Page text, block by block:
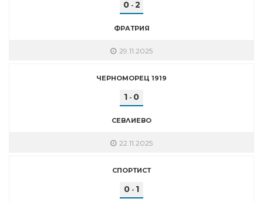
0- 2
ФРАТРИЯ
29.11.2025
ЧЕРНОМОРЕЦ 1919
1 - 0
СЕВЛИЕВО
22.11.2025
СПОРТИСТ
0 - 1